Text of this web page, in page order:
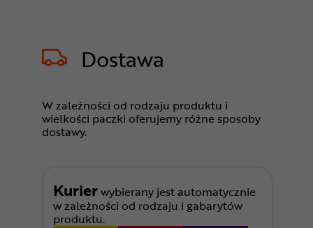
Dostawa
W zależności od rodzaju produktu i
wielkości paczki oferujemy różne sposoby
dostawy.
Kurierwybierany jest automatycznie
w zależności od rodzaju i gabarytów
produktu.